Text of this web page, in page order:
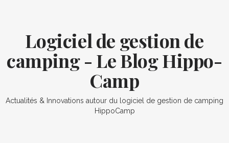
Logiciel de gestion de
camping - Le Blog Hippo-
Camp
Actualités & Innovations autour du logiciel de gestion de camping
HippoCamp